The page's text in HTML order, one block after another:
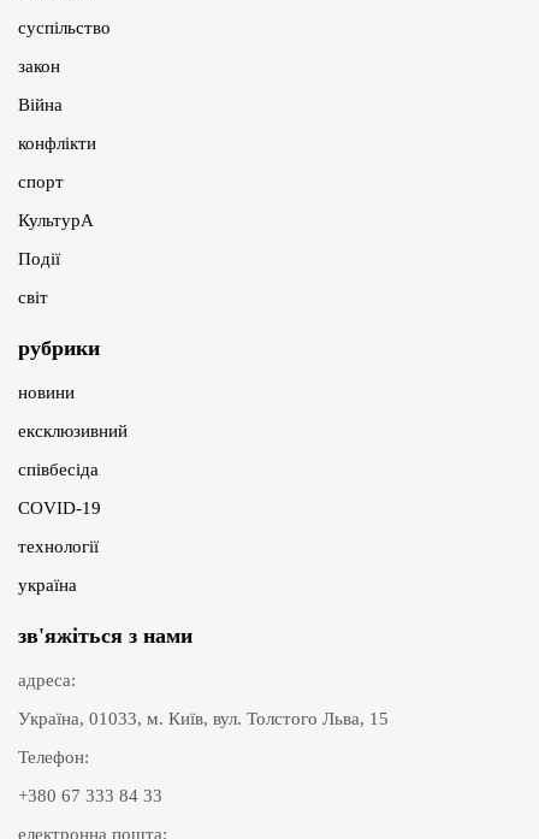
суспільство
закон
Війна
конфлікти
спорт
КультурА
Події
світ
рубрики
новини
ексклюзивний
співбесіда
COVID-19
технології
україна
зв'яжіться з нами
адреса:
Україна, 01033, м. Київ, вул. Толстого Льва, 15
Телефон:
+380 67 333 84 33
електронна пошта: